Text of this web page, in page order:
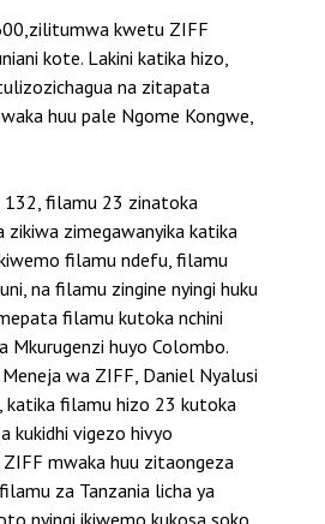
kwetu ZIFF
kote. Lakini katika hizo,
na zitapata
huu pale Ngome Kongwe,
filamu 23 zinatoka
zikiwa zimegawanyika katika
filamu ndefu, filamu
na filamu zingine nyingi huku
filamu kutoka nchini
Mkurugenzi huyo Colombo.
wa ZIFF, Daniel Nyalusi
katika filamu hizo 23 kutoka
kukidhi vigezo hivyo
mwaka huu zitaongeza
za Tanzania licha ya
nyingi ikiwemo kukosa soko